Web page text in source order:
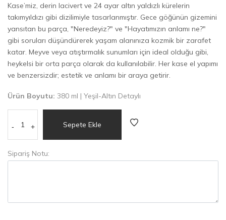
Kase’miz, derin lacivert ve 24 ayar altın yaldızlı kürelerin
takımyıldızı gibi dizilimiyle tasarlanmıştır. Gece göğünün gizemini
yansıtan bu parça, "Neredeyiz?" ve "Hayatımızın anlamı ne?"
gibi soruları düşündürerek yaşam alanınıza kozmik bir zarafet
katar. Meyve veya atıştırmalık sunumları için ideal olduğu gibi,
heykelsi bir orta parça olarak da kullanılabilir. Her kase el yapımı
ve benzersizdir; estetik ve anlamı bir araya getirir.
Ürün Boyutu: 380 ml | Yeşil-Altın Detaylı
- + Sepete Ekle
Sipariş Notu: